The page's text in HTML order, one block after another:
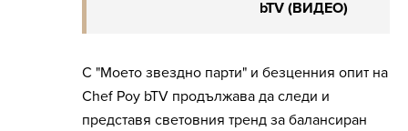
bTV (ВИДЕО)
С "Моето звездно парти" и безценния опит на
Chef Роу bTV продължава да следи и
представя световния тренд за балансиран